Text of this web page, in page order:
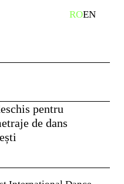
ROEN
pentru
de dans